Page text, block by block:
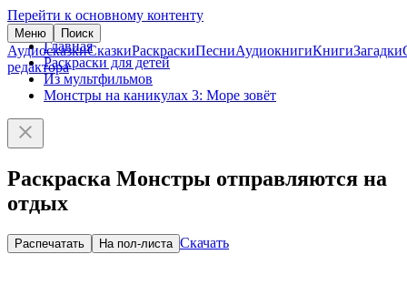
Перейти к основному контенту
Меню Поиск
АудиосказкиСказкиРаскраскиПесниАудиокнигиКнигиЗагадки
редактора
Главная
Раскраски для детей
Из мультфильмов
Монстры на каникулах 3: Море зовёт
Раскраска Монстры отправляются на
отдых
Распечатать На пол-листа Скачать